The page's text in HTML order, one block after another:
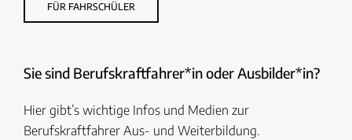
FÜR FAHRSCHÜLER
Sie sind Berufskraftfahrer*in oder Ausbilder*in?
Hier gibt’s wichtige Infos und Medien zur
Berufskraftfahrer Aus- und Weiterbildung.